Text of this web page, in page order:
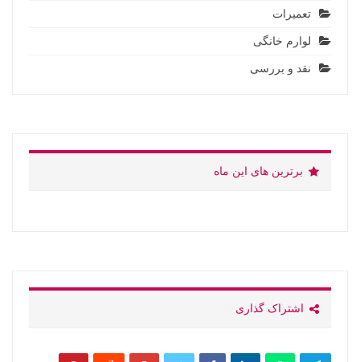
تعمیرات
لوارم خانگی
نقد و بررسی
برترین های این ماه
اشتراک گذاری